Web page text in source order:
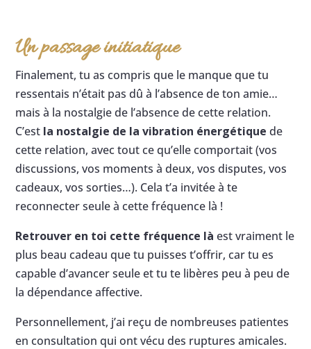
Un passage initiatique
Finalement, tu as compris que le manque que tu
ressentais n’était pas dû à l’absence de ton amie…
mais à la nostalgie de l’absence de cette relation.
C’est la nostalgie de la vibration énergétique de
cette relation, avec tout ce qu’elle comportait (vos
discussions, vos moments à deux, vos disputes, vos
cadeaux, vos sorties…). Cela t’a invitée à te
reconnecter seule à cette fréquence là !
Retrouver en toi cette fréquence là est vraiment le
plus beau cadeau que tu puisses t’offrir, car tu es
capable d’avancer seule et tu te libères peu à peu de
la dépendance affective.
Personnellement, j’ai reçu de nombreuses patientes
en consultation qui ont vécu des ruptures amicales.